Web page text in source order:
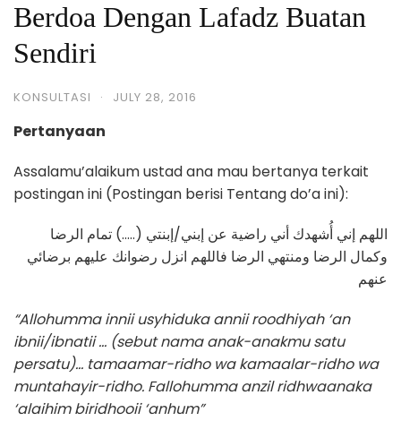
Berdoa Dengan Lafadz Buatan
Sendiri
KONSULTASI · JULY 28, 2016
Pertanyaan
Assalamu’alaikum ustad ana mau bertanya terkait
postingan ini (Postingan berisi Tentang do’a ini):
اللهم إني أُشهدك أني راضية عن إبني/إبنتي (…..) تمام الرضا
وكمال الرضا ومنتهي الرضا فاللهم انزل رضوانك عليهم برضائي
عنهم
“Allohumma innii usyhiduka annii roodhiyah ‘an
ibnii/ibnatii … (sebut nama anak-anakmu satu
persatu)… tamaamar-ridho wa kamaalar-ridho wa
muntahayir-ridho. Fallohumma anzil ridhwaanaka
‘alaihim biridhooii ‘anhum”